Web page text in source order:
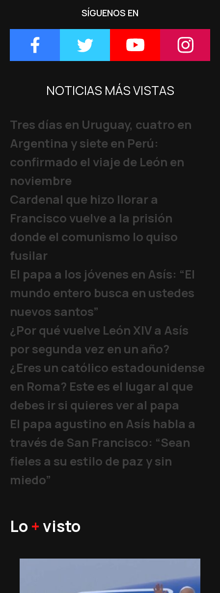
SÍGUENOS EN
NOTICIAS MÁS VISTAS
Tres días en Uruguay, cuatro en
Argentina y siete en Perú:
confirmado el viaje de León en
noviembre
Cardenal que hizo llorar a
Francisco vuelve a la prisión
donde el comunismo lo quiso
fusilar
El papa a los jóvenes en Asís: “El
mundo entero busca en ustedes
nuevos santos”
¿Por qué vuelve León XIV a Asís
por segunda vez en un año?
¿Eres un católico estadounidense
en Roma? Este es el lugar al que
debes ir si quieres ver al papa
El papa agustino en Asís habla a
través de San Francisco: “Sean
fieles a su estilo de paz y sin
miedo”
Lo +visto